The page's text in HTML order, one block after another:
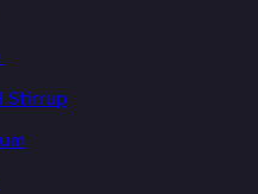
Stirrup